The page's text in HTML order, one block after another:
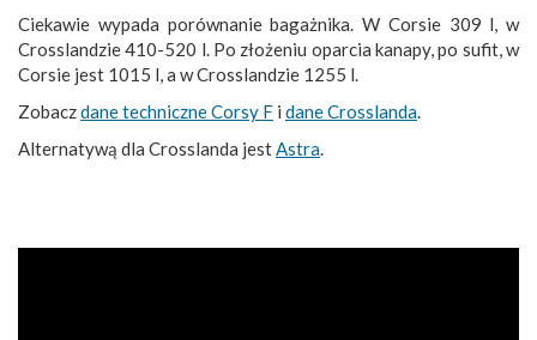
Ciekawie wypada porównanie bagażnika. W Corsie 309 l, w
Crosslandzie 410-520 l. Po złożeniu oparcia kanapy, po sufit, w
Corsie jest 1015 l, a w Crosslandzie 1255 l.
Zobaczdane techniczne Corsy F i dane Crosslanda.
Alternatywą dla Crosslanda jestAstra.